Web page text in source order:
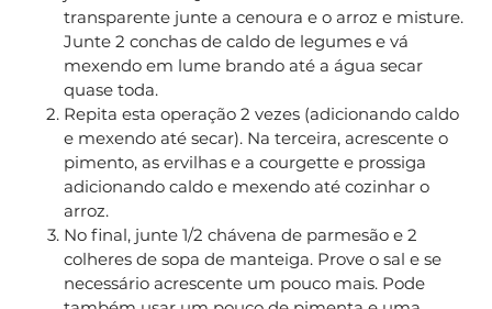
transparente junte a cenoura e o arroz e misture.
Junte 2 conchas de caldo de legumes e vá
mexendo em lume brando até a água secar
quase toda.
Repita esta operação 2 vezes (adicionando caldo
e mexendo até secar). Na terceira, acrescente o
pimento, as ervilhas e a courgette e prossiga
adicionando caldo e mexendo até cozinhar o
arroz.
No final, junte 1/2 chávena de parmesão e 2
colheres de sopa de manteiga. Prove o sal e se
necessário acrescente um pouco mais. Pode